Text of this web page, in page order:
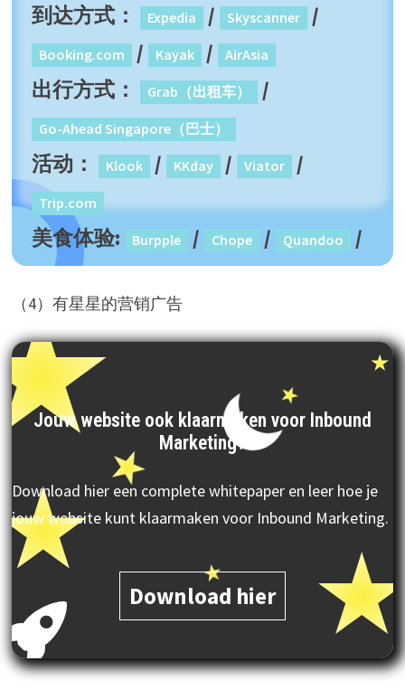
到达方式： Expedia / Skyscanner /
Booking.com / Kayak / AirAsia
出行方式： Grab（出租车） /
Go-Ahead Singapore（巴士）
活动： Klook / KKday / Viator /
Trip.com
美食体验: Burpple / Chope / Quandoo /
（4）有星星的营销广告
Jouw website ook klaarmaken voor Inbound
Marketing?
Download hier een complete whitepaper en leer hoe je
jouw website kunt klaarmaken voor Inbound Marketing.
Download hier